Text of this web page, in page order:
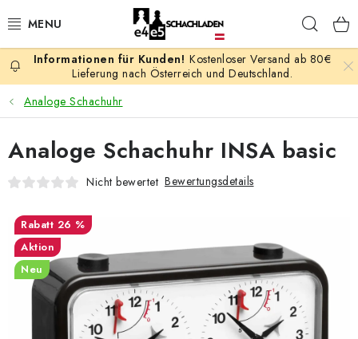
Inhalt
AKTION
SCHACHSPIELE
SCHACHFIGUREN
SCHACHBRETTER
SCHACHUHREN
SCHACHBÜCHER
SCHACH-ANTIQUITÄTENLADEN
Kostenloser Versand ab 80€
Lieferung nach Österreich und Deutschland.
Analoge Schachuhr
Analoge Schachuhr INSA basic
Nicht bewertet Bewertungsdetails
26 %
Aktion
Neu